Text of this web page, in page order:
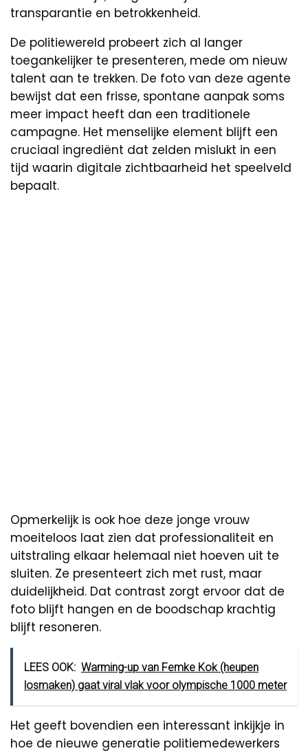
transparantie en betrokkenheid.
De politiewereld probeert zich al langer
toegankelijker te presenteren, mede om nieuw
talent aan te trekken. De foto van deze agente
bewijst dat een frisse, spontane aanpak soms
meer impact heeft dan een traditionele
campagne. Het menselijke element blijft een
cruciaal ingrediënt dat zelden mislukt in een
tijd waarin digitale zichtbaarheid het speelveld
bepaalt.
Opmerkelijk is ook hoe deze jonge vrouw
moeiteloos laat zien dat professionaliteit en
uitstraling elkaar helemaal niet hoeven uit te
sluiten. Ze presenteert zich met rust, maar
duidelijkheid. Dat contrast zorgt ervoor dat de
foto blijft hangen en de boodschap krachtig
blijft resoneren.
LEES OOK: Warming-up van Femke Kok (heupen
losmaken) gaat viral vlak voor olympische 1000 meter
Het geeft bovendien een interessant inkijkje in
hoe de nieuwe generatie politiemedewerkers